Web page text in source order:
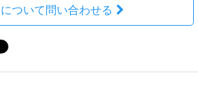
ついて問い合わせる